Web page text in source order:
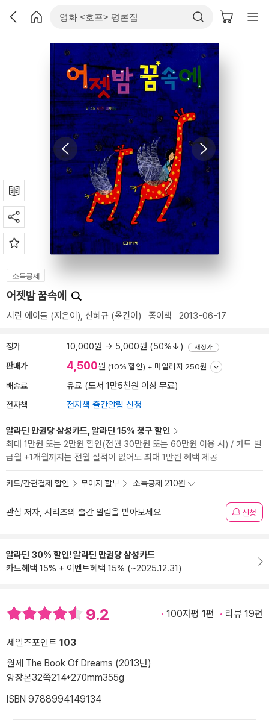
소득공제
어젯밤 꿈속에
시린 에이들 (지은이), 신혜규 (옮긴이) 종이책 2013-06-17
정가 10,000원 → 5,000원 (50%↓) 재정가
판매가 4,500원 (10% 할인) + 마일리지 250원
배송료 유료 (도서 1만5천원 이상 무료)
전자책 전자책 출간알림 신청
알라딘 만권당 삼성카드, 알라딘 15% 청구 할인
최대 1만원 또는 2만원 할인(전월 30만원 또는 60만원 이용 시) / 카드 발
급월 +1개월까지는 전월 실적이 없어도 최대 1만원 혜택 제공
카드/간편결제 할인 무이자 할부 소득공제 210원
관심 저자, 시리즈의 출간 알림을 받아보세요 신청
알라딘 30% 할인! 알라딘 만권당 삼성카드
카드혜택 15% + 이벤트혜택 15% (~2025.12.31)
9.2 100자평 1편 리뷰 19편
세일즈포인트 103
원제 The Book Of Dreams (2013년)
양장본32쪽214*270mm355g
ISBN 9788994149134